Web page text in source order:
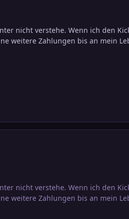
nicht verstehe. Wenn ich den
weitere Zahlungen bis an mein
nicht verstehe. Wenn ich den
weitere Zahlungen bis an mein